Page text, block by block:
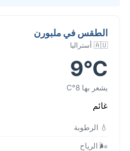
الطقس في ملبورن
🇦🇺 أستراليا
9°C
يشعر بها 8°C
غائم
💧 الرطوبة
🌬️ الرياح